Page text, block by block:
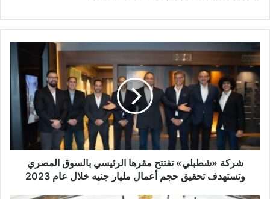
شركة
تفتتح
مقرها
الرئيسي
بالسوق
المصري
وتستهدف
تحقيق
شركة «شطبلي» تفتتح مقرها الرئيسي بالسوق المصري
وتستهدف تحقيق حجم أعمال مليار جنيه خلال عام 2023